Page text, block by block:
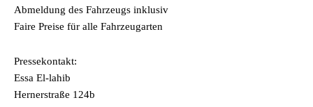
Abmeldung des Fahrzeugs inklusiv
Faire Preise für alle Fahrzeugarten
Pressekontakt:
Essa El-lahib
Hernerstraße 124b